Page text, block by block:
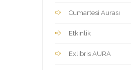
Cumartesi Aurası
Etkinlik
Exlibris AURA